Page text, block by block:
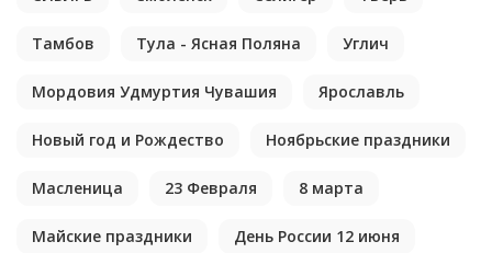
Тамбов Тула - Ясная Поляна Углич
Мордовия Удмуртия Чувашия Ярославль
Новый год и Рождество Ноябрьские праздники
Масленица 23 Февраля 8 марта
Майские праздники День России 12 июня